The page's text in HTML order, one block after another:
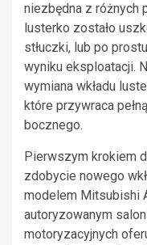
niezbędna z różnych
lusterko zostało
stłuczki, lub po
wyniku eksploatacji.
wymiana wkładu
które przywraca
bocznego.
Pierwszym krokiem
zdobycie nowego
modelem Mitsubishi
autoryzowanym
motoryzacyjnych